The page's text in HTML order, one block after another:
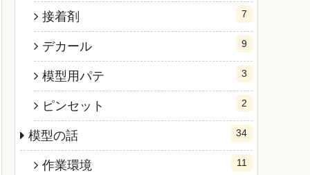
接着剤 7
デカール 9
模型用パテ 3
ピンセット 2
模型の話 34
作業環境 11